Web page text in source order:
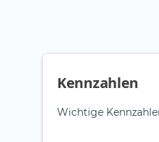
Kennzahlen
Wichtige